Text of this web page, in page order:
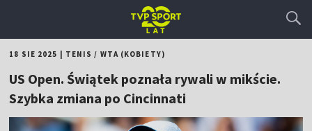
18 SIE 2025 TENIS / WTA (KOBIETY)
US Open. Świątek poznała rywali w mikście.
Szybka zmiana po Cincinnati